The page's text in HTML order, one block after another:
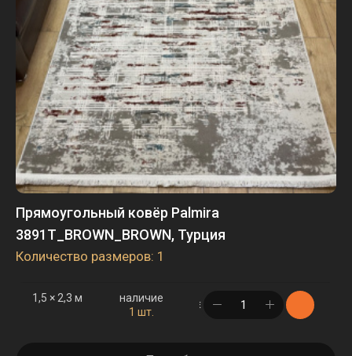
Прямоугольный ковёр Palmira
3891T_BROWN_BROWN, Турция
Количество размеров: 1
1,5 × 2,3 м
наличие
1 шт.
в корзине